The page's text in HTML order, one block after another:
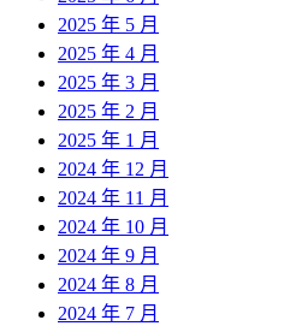
2025 年 5 月
2025 年 4 月
2025 年 3 月
2025 年 2 月
2025 年 1 月
2024 年 12 月
2024 年 11 月
2024 年 10 月
2024 年 9 月
2024 年 8 月
2024 年 7 月